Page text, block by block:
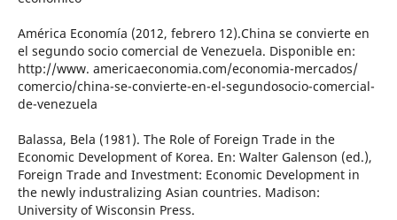
América Economía (2012, febrero 12).China se convierte en
el segundo socio comercial de Venezuela. Disponible en:
http://www. americaeconomia.com/economia-mercados/
comercio/china-se-convierte-en-el-segundosocio-comercial-
de-venezuela
Balassa, Bela (1981). The Role of Foreign Trade in the
Economic Development of Korea. En: Walter Galenson (ed.),
Foreign Trade and Investment: Economic Development in
the newly industralizing Asian countries. Madison:
University of Wisconsin Press.